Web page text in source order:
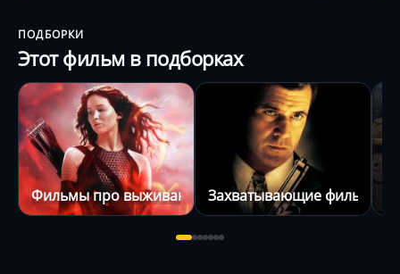
ПОДБОРКИ
Этот фильм в подборках
Фильмы про выживание Захватывающие фильмы